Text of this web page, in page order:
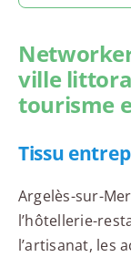
ville
tourisme
Tissu
Argelès-sur-
l’hôtellerie-
l’artisanat, les